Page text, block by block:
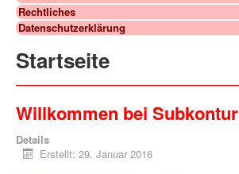
Rechtliches
Datenschutzerklärung
Startseite
Willkommen bei Subkontur
Details
Erstellt: 29. Januar 2016